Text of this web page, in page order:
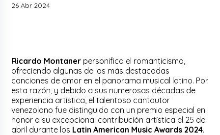
26 Abr 2024
Ricardo Montaner personifica el romanticismo,
ofreciendo algunas de las más destacadas
canciones de amor en el panorama musical latino. Por
esta razón, y debido a sus numerosas décadas de
experiencia artística, el talentoso cantautor
venezolano fue distinguido con un premio especial en
honor a su excepcional contribución artística el 25 de
abril durante los Latin American Music Awards 2024.